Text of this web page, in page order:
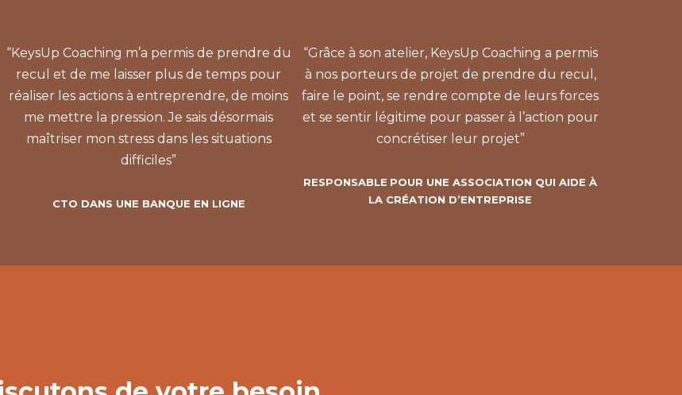
“KeysUp Coaching m’a permis de prendre du
recul et de me laisser plus de temps pour
réaliser les actions à entreprendre, de moins
me mettre la pression. Je sais désormais
maîtriser mon stress dans les situations
difficiles”
CTO DANS UNE BANQUE EN LIGNE
“Grâce à son atelier, KeysUp Coaching a permis
à nos porteurs de projet de prendre du recul,
faire le point, se rendre compte de leurs forces
et se sentir légitime pour passer à l’action pour
concrétiser leur projet”
RESPONSABLE POUR UNE ASSOCIATION QUI AIDE À
LA CRÉATION D’ENTREPRISE